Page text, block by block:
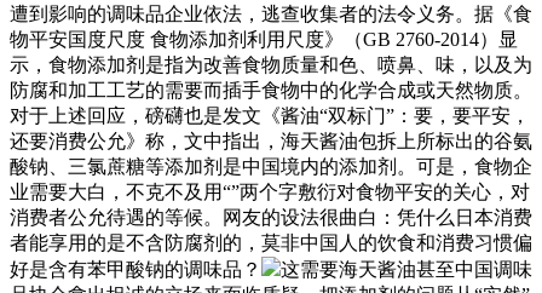
遭到影响的调味品企业依法，逃查收集者的法令义务。据《食
物平安国度尺度 食物添加剂利用尺度》（GB 2760-2014）显
示，食物添加剂是指为改善食物质量和色、喷鼻、味，以及为
防腐和加工工艺的需要而插手食物中的化学合成或天然物质。
对于上述回应，磅礴也是发文《酱油“双标门”：要，要平安，
还要消费公允》称，文中指出，海天酱油包拆上所标出的谷氨
酸钠、三氯蔗糖等添加剂是中国境内的添加剂。可是，食物企
业需要大白，不克不及用“”两个字敷衍对食物平安的关心，对
消费者公允待遇的等候。网友的设法很曲白：凭什么日本消费
者能享用的是不含防腐剂的，莫非中国人的饮食和消费习惯偏
好是含有苯甲酸钠的调味品？
这需要海天酱油甚至中国调味